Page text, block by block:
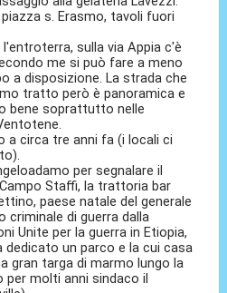
s. Erasmo, tavoli fuori
sulla via Appia c'è
me si può fare a meno
a disposizione. La strada che
tratto però è panoramica e
bene soprattutto nelle
a circa tre anni fa (i locali ci
per segnalare il
Staffi, la trattoria bar
paese natale del generale
criminale di guerra dalla
Unite per la guerra in Etiopia,
dedicato un parco e la cui casa
gran targa di marmo lungo la
per molti anni sindaco il